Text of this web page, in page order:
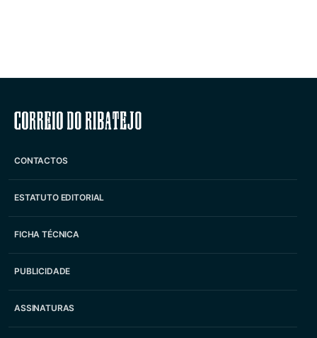
Correio do Ribatejo
CONTACTOS
ESTATUTO EDITORIAL
FICHA TÉCNICA
PUBLICIDADE
ASSINATURAS